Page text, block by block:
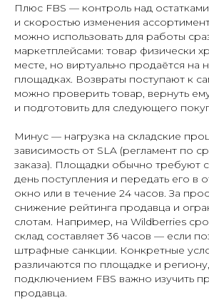
Плюс FBS — контроль над
и скоростью изменения
можно использовать для работы
маркетплейсами: товар физически
месте, но виртуально продаётся на
площадках. Возвраты поступают к
можно проверить товар, вернуть
и подготовить для следующего
Минус — нагрузка на складские
зависимость от SLA (регламент по
заказа). Площадки обычно требуют
день поступления и передать его в
окно или в течение 24 часов. За
снижение рейтинга продавца и
слотам. Например, на Wildberries
склад составляет 36 часов — если
штрафные санкции. Конкретные
различаются по площадке и
подключением FBS важно изучить
продавца.